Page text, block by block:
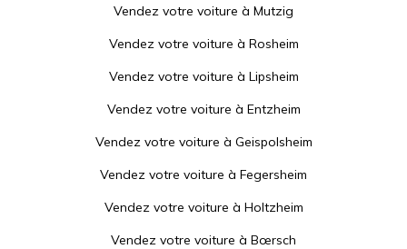
Vendez votre voiture à Mutzig
Vendez votre voiture à Rosheim
Vendez votre voiture à Lipsheim
Vendez votre voiture à Entzheim
Vendez votre voiture à Geispolsheim
Vendez votre voiture à Fegersheim
Vendez votre voiture à Holtzheim
Vendez votre voiture à Bœrsch